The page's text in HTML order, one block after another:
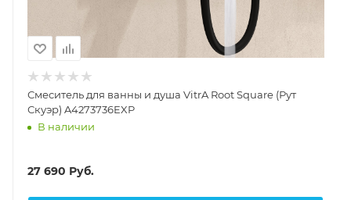
Смеситель для ванны и душа VitrA Root Square (Рут
Скуэр) A4273736EXP
В наличии
27 690 Руб.